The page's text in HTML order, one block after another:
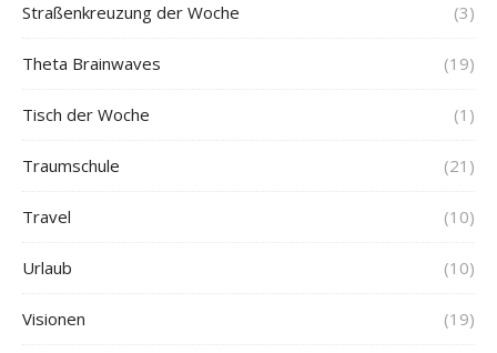
Straßenkreuzung der Woche (3)
Theta Brainwaves (19)
Tisch der Woche (1)
Traumschule (21)
Travel (10)
Urlaub (10)
Visionen (19)